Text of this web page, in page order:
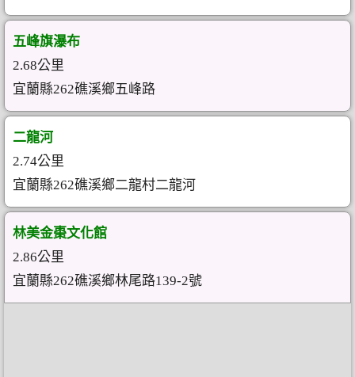
五峰旗瀑布
2.68公里
宜蘭縣262礁溪鄉五峰路
二龍河
2.74公里
宜蘭縣262礁溪鄉二龍村二龍河
林美金棗文化館
2.86公里
宜蘭縣262礁溪鄉林尾路139-2號